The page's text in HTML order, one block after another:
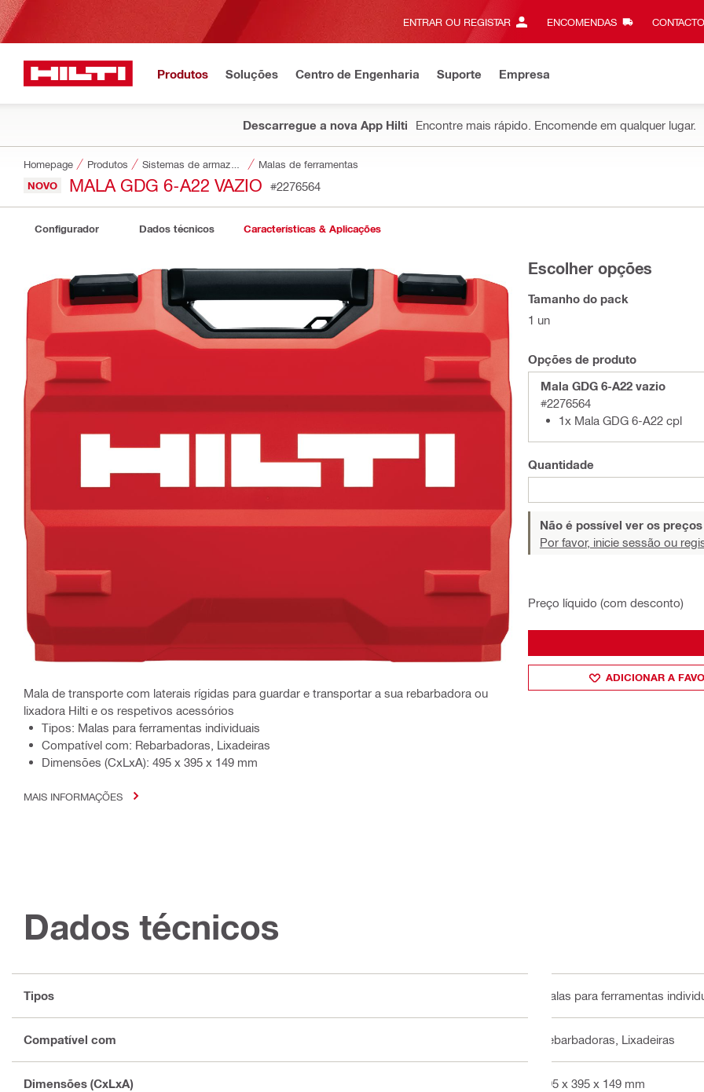
ENTRAR OU REGISTAR ENCOMENDAS CONTACTO‎
Produtos Soluções Centro de Engenharia Suporte Empresa
Descarregue a nova App Hilti Encontre mais rápido. Encomende em qualquer lugar.
Homepage Produtos Malas de ferramentas
NOVO MALA GDG 6-A22 VAZIO #2276564
Configurador Dados técnicos Características & Aplicações
Mala de transporte com laterais rígidas para guardar e transportar a sua rebarbadora ou
lixadora Hilti e os respetivos acessórios
Tipos: Malas para ferramentas individuais
Compatível com: Rebarbadoras, Lixadeiras
Dimensões (CxLxA): 495 x 395 x 149 mm
MAIS INFORMAÇÕES
Escolher opções
Tamanho do pack
1 un
Opções de produto
Mala GDG 6-A22 vazio
#2276564
1x Mala GDG 6-A22 cpl
Quantidade
Não é possível ver os
Por favor, inicie sessão ou
Preço líquido (com desconto)
ADICIONAR A
Dados técnicos
Tipos Malas para ferramentas
Compatível com Rebarbadoras, Lixadeiras
Dimensões (CxLxA) 495 x 395 x 149 mm